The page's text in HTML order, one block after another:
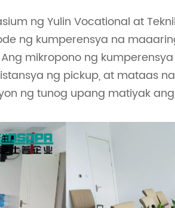
ng Yulin Vocational at
ng kumperensya na
mikropono ng
ng pickup, at mataas
ng tunog upang matiyak